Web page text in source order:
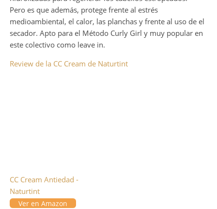
Pero es que además, protege frente al estrés
medioambiental, el calor, las planchas y frente al uso de el
secador. Apto para el Método Curly Girl y muy popular en
este colectivo como leave in.
Review de la CC Cream de Naturtint
CC Cream Antiedad -
Naturtint
Ver en Amazon